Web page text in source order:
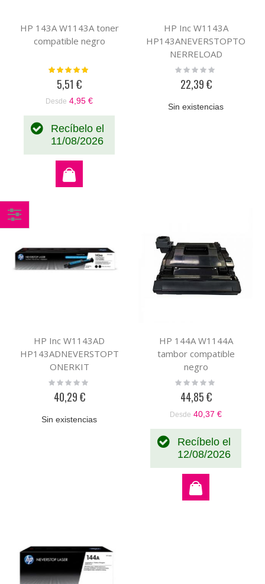
HP 143A W1143A toner
compatible negro
Valoración:
5,51 €
Desde 4,95 €
Recíbelo el
11/08/2026
HP Inc W1143A
HP143ANEVERSTOPTO
NERRELOAD
Rating:
22,39 €
Sin existencias
HP Inc W1143AD
HP143ADNEVERSTOPT
ONERKIT
Rating:
40,29 €
Sin existencias
HP 144A W1144A
tambor compatible
negro
Rating:
44,85 €
Desde 40,37 €
Recíbelo el
12/08/2026
Comprar
por